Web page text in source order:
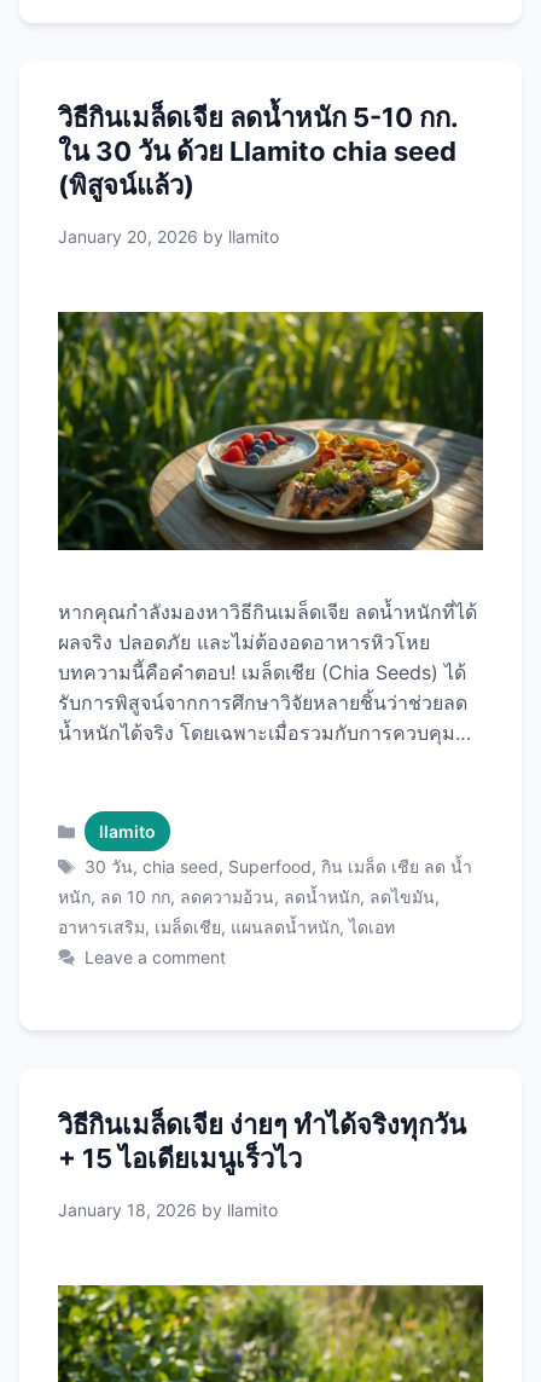
ผงผักเคล ต่างจากผงผักทั่วไปอย่างไร? Llamito ผง
Dried) เพื่อเก็บรักษาสารอาหารได้มากที่สุด จุดเด่น
ของ Llamito: 1. ออร์แกนิก 100% 2. กระบวนการ
Freeze-Dried 3. ไม่มีสารเติมแต่ง 4. ปริมาณสูงข้น
คุณค่าทางโภชนาการของผงผักเคล สารอาหารใน
Llamito ผงผักเคล 5 กรัม (1 ช้อนชา) …
วิธีกินเมล็ดเจีย ลดน้ำหนัก 5-10 กก.
ใน 30 วัน ด้วย Llamito chia seed
(พิสูจน์แล้ว)
January 20, 2026 by llamito
หากคุณกำลังมองหาวิธีกินเมล็ดเจีย ลดน้ำหนักที่ได้
ผลจริง ปลอดภัย และไม่ต้องอดอาหารหิวโหย
บทความนี้คือคำตอบ! เมล็ดเชีย (Chia Seeds) ได้
รับการพิสูจน์จากการศึกษาวิจัยหลายชิ้นว่าช่วยลด
น้ำหนักได้จริง โดยเฉพาะเมื่อรวมกับการควบคุม
กิโลกรัมภายใน 30 วันอย่างละเอียด พร้อมตาราง
เมนู วิธีกินที่ถูกต้อง เวลาที่เหมาะสม และเคล็ดลับที่
จะทำให้คุณประสบความสำเร็จด้วย เมล็ดเชีย
คุณภาพพรีเมียม ที่จะช่วยเปลี่ยนชีวิตคุณได้ในเวลา
เพียง 1 เดือน! ทำไมเมล็ดเชียถึงช่วยลดน้ำหนักได้?
ทันที แต่เป็น superfood ที่ทำงานร่วมกับร่างกาย
อิ่มนาน เมล็ดเชีย 2 ช้อนโต๊ะ (28 กรัม) มีใย
อาหาร ถึง 10 กรัม (40% ของน้ำหนัก) วิธีการ
Research (2009) พบว่าผู้ที่ดื่มน้ำเมล็ดเชียก่อน
เชียมีโปรตีน 14-16% ซึ่งถือว่าสูงมากสำหรับเมล็ด
พืช ประโยชน์: การศึกษา: American Journal of
Clinical …Read more
Categories
llamito
Tags
30 วัน,chia seed, Superfood,กิน เมล็ด เชีย ลด น้ำ
หนัก, ลด 10 กก, ลดความอ้วน, ลดน้ำหนัก, ลดไขมัน,
อาหารเสริม, เมล็ดเชีย, แผนลดน้ำหนัก,ไดเอท
Leave a comment
วิธีกินเมล็ดเจีย ง่ายๆ ทำได้จริงทุกวัน
+ 15 ไอเดียเมนูเร็วไว
January 18, 2026 by llamito